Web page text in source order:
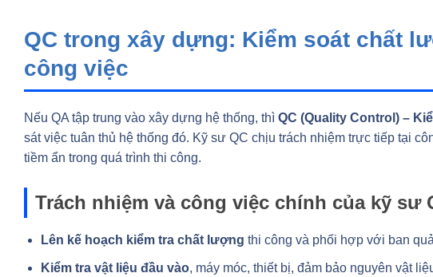
QC trong xây dựng: Kiểm soát chất
công việc
Nếu QA tập trung vào xây dựng hệ thống, thì QC (Quality Control) –
sát việc tuân thủ hệ thống đó. Kỹ sư QC chịu trách nhiệm trực tiếp tại
tiềm ẩn trong quá trình thi công.
Trách nhiệm và công việc chính của kỹ sư
Lên kế hoạch kiểm tra chất lượng thi công và phối hợp với ban
Kiểm tra vật liệu đầu vào, máy móc, thiết bị, đảm bảo nguyên vật